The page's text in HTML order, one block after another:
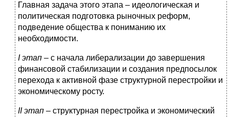
Главная задача этого этапа – идеологическая и
политическая подготовка рыночных реформ,
подведение общества к пониманию их
необходимости.
I этап – с начала либерализации до завершения
финансовой стабилизации и создания предпосылок
перехода к активной фазе структурной перестройки и
экономическому росту.
II этап – структурная перестройка и экономический